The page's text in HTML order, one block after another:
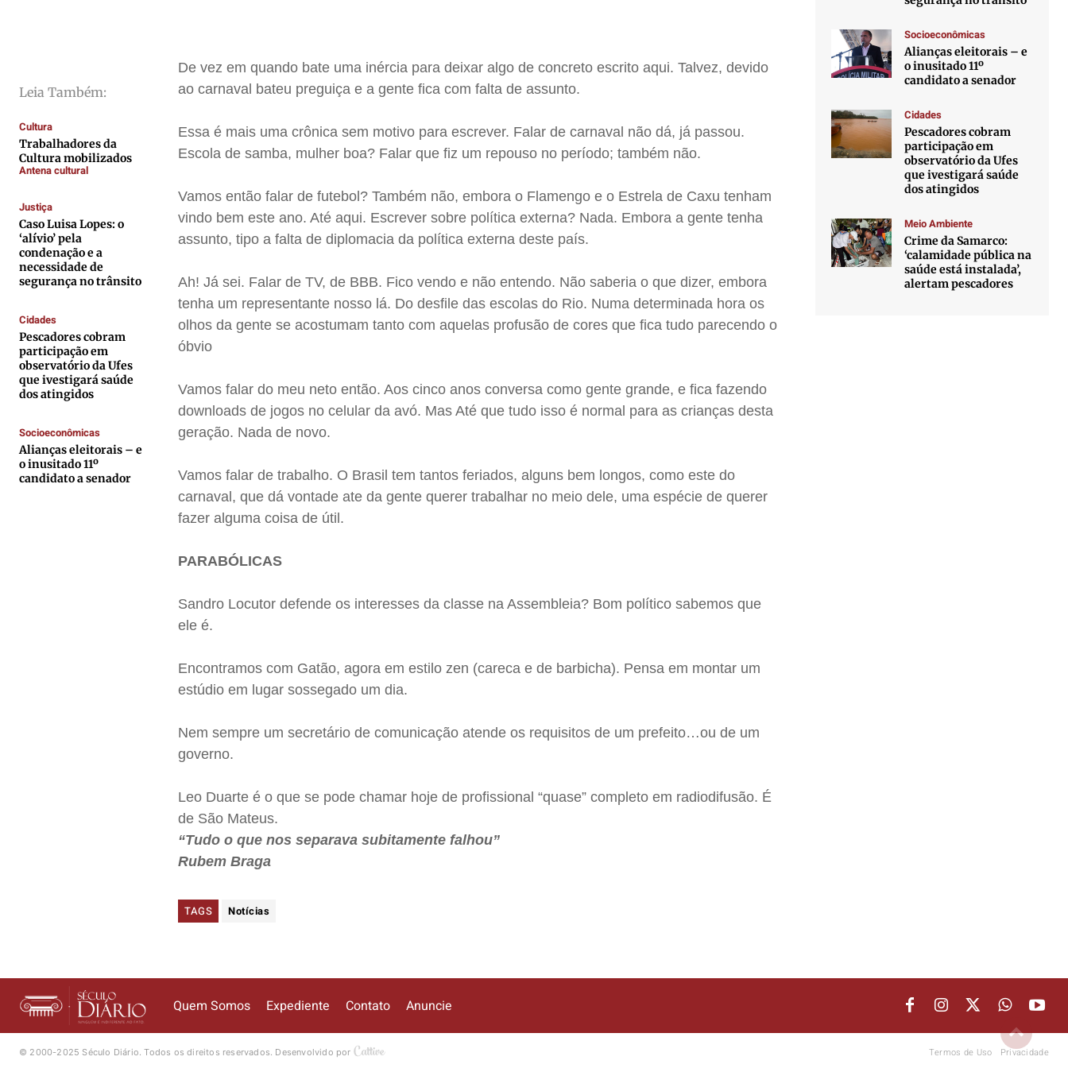
Colunas
Gustavo Bastos
Jr Mignone (in memorian)
Publicidade Legal
Anuncie
Expediente
Contato
Anuncie
Termos de Uso
Privacidade
Colunas
Gustavo Bastos
Jr Mignone (in memorian)
Publicidade Legal
Anuncie
Expediente
Contato
Anuncie
Termos de Uso
Privacidade
Colunas
Gustavo Bastos
Jr Mignone (in memorian)
Publicidade Legal
Anuncie
Expediente
Contato
Anuncie
Termos de Uso
Privacidade
Colunas
Gustavo Bastos
Jr Mignone (in memorian)
Publicidade Legal
Anuncie
Expediente
Contato
Anuncie
Termos de Uso
Privacidade
Leia Também:
Cultura
Trabalhadores da
Cultura mobilizados
Antena cultural
Justiça
Caso Luisa Lopes: o
‘alívio’ pela
condenação e a
necessidade de
segurança no trânsito
Cidades
Pescadores cobram
participação em
observatório da Ufes
que ivestigará saúde
dos atingidos
Socioeconômicas
Alianças eleitorais – e
o inusitado 11º
candidato a senador
De vez em quando bate uma inércia para deixar algo de concreto escrito aqui. Talvez, devido
ao carnaval bateu preguiça e a gente fica com falta de assunto.
Essa é mais uma crônica sem motivo para escrever. Falar de carnaval não dá, já passou.
Escola de samba, mulher boa? Falar que fiz um repouso no período; também não.
Vamos então falar de futebol? Também não, embora o Flamengo e o Estrela de Caxu tenham
vindo bem este ano. Até aqui. Escrever sobre política externa? Nada. Embora a gente tenha
assunto, tipo a falta de diplomacia da política externa deste país.
Ah! Já sei. Falar de TV, de BBB. Fico vendo e não entendo. Não saberia o que dizer, embora
tenha um representante nosso lá. Do desfile das escolas do Rio. Numa determinada hora os
olhos da gente se acostumam tanto com aquelas profusão de cores que fica tudo parecendo o
óbvio
Vamos falar do meu neto então. Aos cinco anos conversa como gente grande, e fica fazendo
downloads de jogos no celular da avó. Mas Até que tudo isso é normal para as crianças desta
geração. Nada de novo.
Vamos falar de trabalho. O Brasil tem tantos feriados, alguns bem longos, como este do
carnaval, que dá vontade ate da gente querer trabalhar no meio dele, uma espécie de querer
fazer alguma coisa de útil.
PARABÓLICAS
Sandro Locutor defende os interesses da classe na Assembleia? Bom político sabemos que
ele é.
Encontramos com Gatão, agora em estilo zen (careca e de barbicha). Pensa em montar um
estúdio em lugar sossegado um dia.
Nem sempre um secretário de comunicação atende os requisitos de um prefeito…ou de um
governo.
Leo Duarte é o que se pode chamar hoje de profissional “quase” completo em radiodifusão. É
de São Mateus.
“Tudo o que nos separava subitamente falhou”
Rubem Braga
TAGS Notícias
Socioeconômicas
Alianças eleitorais – e
o inusitado 11º
candidato a senador
Cidades
Pescadores cobram
participação em
observatório da Ufes
que ivestigará saúde
dos atingidos
Meio Ambiente
Crime da Samarco:
‘calamidade pública na
saúde está instalada’,
alertam pescadores
Quem Somos Expediente Contato Anuncie
© 2000-2025 Século Diário.Todos os direitos reservados. Desenvolvido por Termos de Uso Privacidade